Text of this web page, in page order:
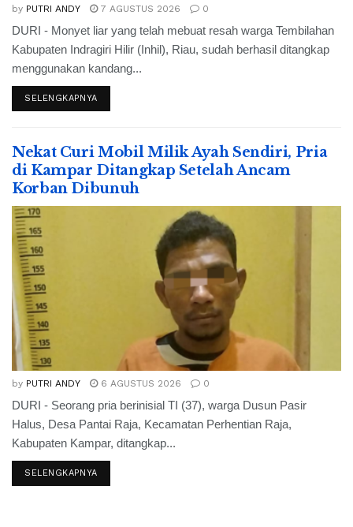
by PUTRI ANDY 7 AGUSTUS 2026 0
DURI - Monyet liar yang telah mebuat resah warga Tembilahan
Kabupaten Indragiri Hilir (Inhil), Riau, sudah berhasil ditangkap
menggunakan kandang...
SELENGKAPNYA
Nekat Curi Mobil Milik Ayah Sendiri, Pria
di Kampar Ditangkap Setelah Ancam
Korban Dibunuh
by PUTRI ANDY 6 AGUSTUS 2026 0
DURI - Seorang pria berinisial TI (37), warga Dusun Pasir
Halus, Desa Pantai Raja, Kecamatan Perhentian Raja,
Kabupaten Kampar, ditangkap...
SELENGKAPNYA